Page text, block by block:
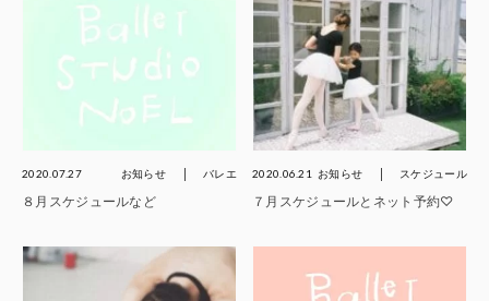
2020.07.27 お知らせ バレエ
８月スケジュールなど
2020.06.21 お知らせ スケジュール
７月スケジュールとネット予約♡